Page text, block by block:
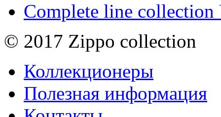
Complete line collection
© 2017 Zippo collection
Коллекционеры
Полезная информация